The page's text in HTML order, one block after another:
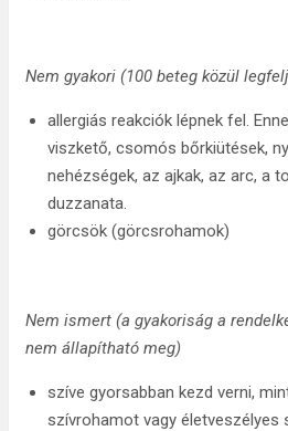
Nem gyakori (100 beteg közül
allergiás reakciók lépnek fel.
viszkető, csomós bőrkiütések,
nehézségek, az ajkak, az arc, a
duzzanata.
görcsök (görcsrohamok)
Nem ismert (a gyakoriság a
nem állapítható meg)
szíve gyorsabban kezd verni,
szívrohamot vagy életveszélyes